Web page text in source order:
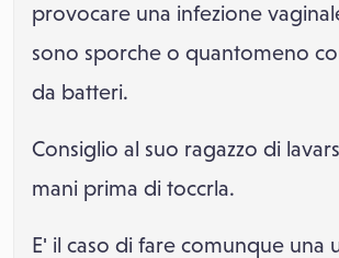
provocare una infezione
sono sporche o quantomeno
da batteri.
Consiglio al suo ragazzo di
mani prima di toccrla.
E' il caso di fare comunque una